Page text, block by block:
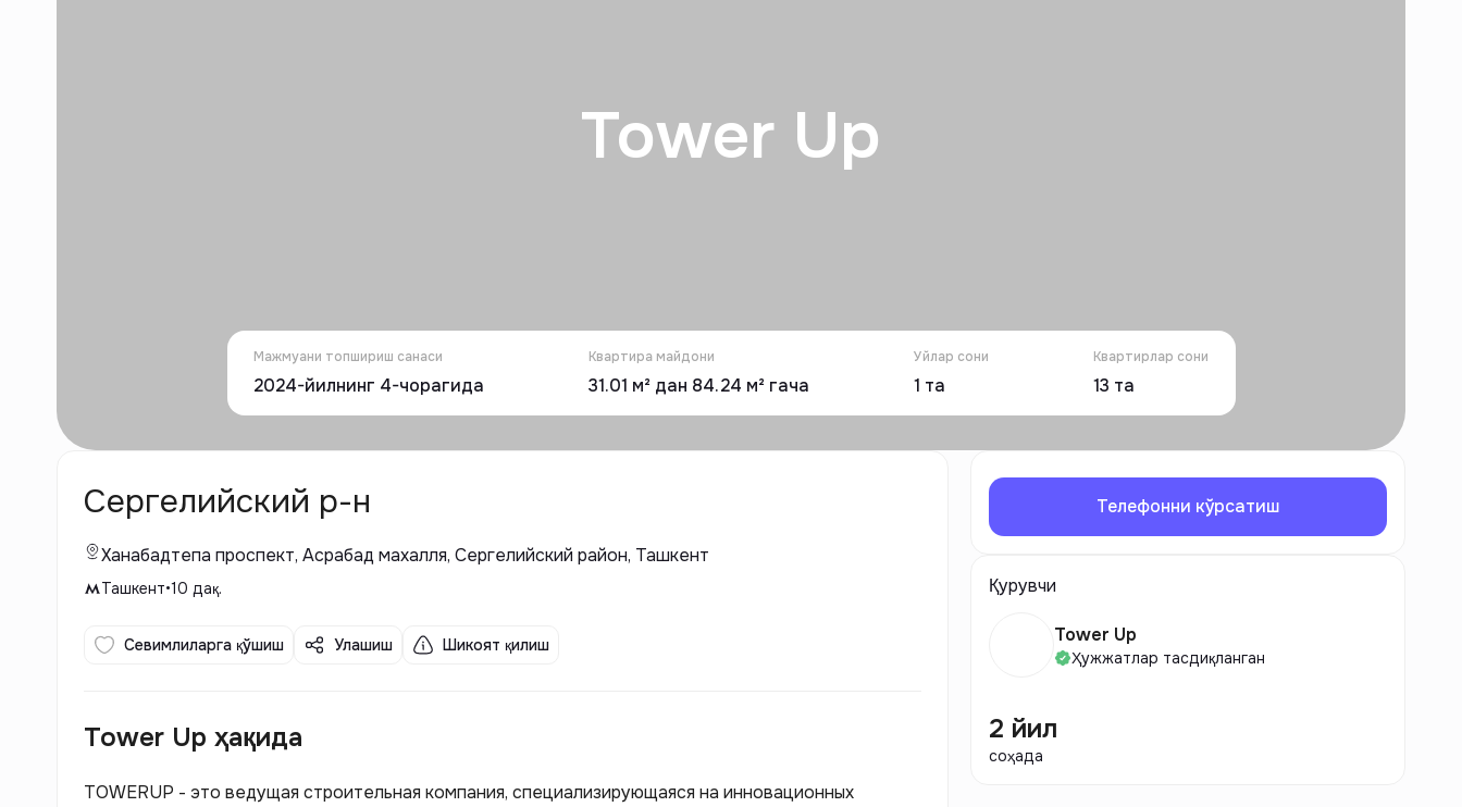
Tower Up
Мажмуани топшириш санаси
2024-йилнинг 4-чорагида
Квартира майдони
31.01 м² дан 84.24 м² гача
Уйлар сони
1 та
Квартирлар сони
13 та
Сергелийский р-н
Ханабадтепа проспект, Асрабад махалля, Сергелийский район, Ташкент
Ташкент•10 дақ.
Севимлиларга қўшиш Улашиш Шикоят қилиш
Tower Up ҳақида
TOWERUP - это ведущая строительная компания, специализирующаяся на инновационных
Телефонни кўрсатиш
Қурувчи
Tower Up
Ҳужжатлар тасдиқланган
2 йил
соҳада